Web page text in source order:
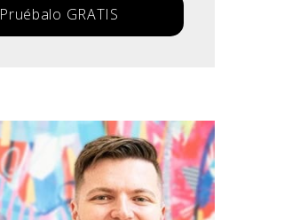
Pruébalo GRATIS